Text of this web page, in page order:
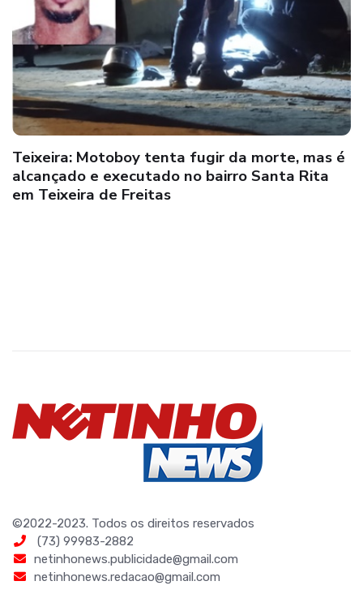
Teixeira: Motoboy tenta fugir da morte, mas é
alcançado e executado no bairro Santa Rita
em Teixeira de Freitas
©2022-2023. Todos os direitos reservados
(73) 99983-2882
netinhonews.publicidade@gmail.com
netinhonews.redacao@gmail.com